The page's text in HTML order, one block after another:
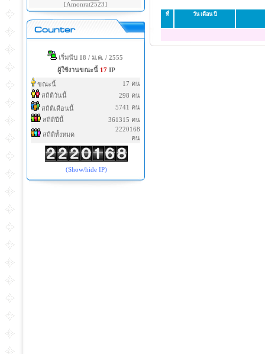
[Amonrat2523]
เริ่มนับ 18 / ม.ค. / 2555
ผู้ใช้งานขณะนี้ 17IP
ขณะนี้
17 คน
สถิติวันนี้
298 คน
สถิติเดือนนี้
5741 คน
สถิติปีนี้
361315 คน
สถิติทั้งหมด
2220168
คน
(Show/hide IP)
ที่ วัน เดือน ปี